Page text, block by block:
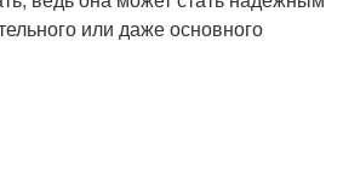
или даже основного